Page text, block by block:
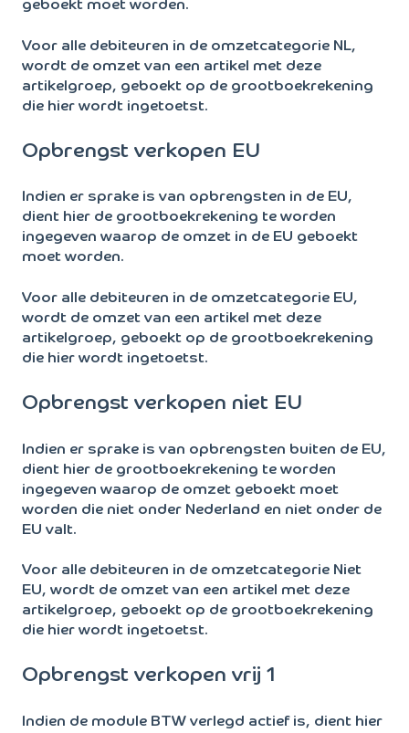
geboekt moet worden.
Voor alle debiteuren in de omzetcategorie NL,
wordt de omzet van een artikel met deze
artikelgroep, geboekt op de grootboekrekening
die hier wordt ingetoetst.
Opbrengst verkopen EU
Indien er sprake is van opbrengsten in de EU,
dient hier de grootboekrekening te worden
ingegeven waarop de omzet in de EU geboekt
moet worden.
Voor alle debiteuren in de omzetcategorie EU,
wordt de omzet van een artikel met deze
artikelgroep, geboekt op de grootboekrekening
die hier wordt ingetoetst.
Opbrengst verkopen niet EU
Indien er sprake is van opbrengsten buiten de EU,
dient hier de grootboekrekening te worden
ingegeven waarop de omzet geboekt moet
worden die niet onder Nederland en niet onder de
EU valt.
Voor alle debiteuren in de omzetcategorie Niet
EU, wordt de omzet van een artikel met deze
artikelgroep, geboekt op de grootboekrekening
die hier wordt ingetoetst.
Opbrengst verkopen vrij 1
Indien de module BTW verlegd actief is, dient hier